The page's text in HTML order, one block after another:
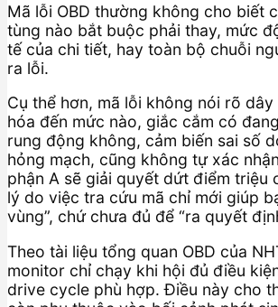
Mã lỗi OBD thường không cho biết
tùng nào bắt buộc phải thay, mức
tế của chi tiết, hay toàn bộ chuỗi
ra lỗi.
Cụ thể hơn, mã lỗi không nói rõ
hóa đến mức nào, giắc cắm có
rung động không, cảm biến sai số
hỏng mạch, cũng không tự xác
phận A sẽ giải quyết dứt điểm triệu
lý do việc tra cứu mã chỉ mới giúp
vùng”, chứ chưa đủ để “ra quyết
Theo tài liệu tổng quan OBD của
monitor chỉ chạy khi hội đủ điều
drive cycle phù hợp. Điều này cho